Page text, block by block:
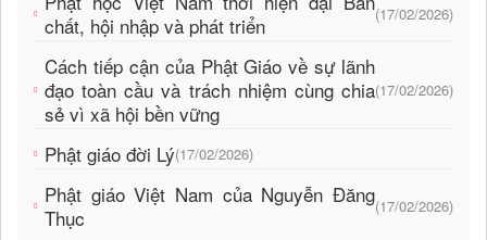
chất, hội nhập và phát triển
(17/02/2026)
Cách tiếp cận của Phật Giáo về sự lãnh
đạo toàn cầu và trách nhiệm cùng chia
sẻ vì xã hội bền vững
(17/02/2026)
Phật giáo đời Lý(17/02/2026)
Phật giáo Việt Nam của Nguyễn Đăng
Thục
(17/02/2026)